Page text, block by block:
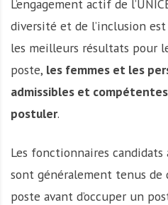
L’engagement actif de
diversité et de l’inclusion
les meilleurs résultats pour
poste, les femmes et les
admissibles et
postuler.
Les fonctionnaires candidats
sont généralement tenus de
poste avant d’occuper un